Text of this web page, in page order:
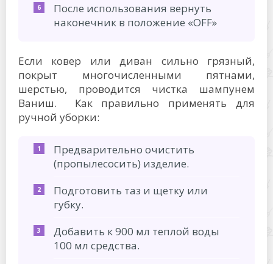
После использования вернуть
наконечник в положение «OFF»
Если ковер или диван сильно грязный,
покрыт многочисленными пятнами,
шерстью, проводится чистка шампунем
Ваниш. Как правильно применять для
ручной уборки:
Предварительно очистить
(пропылесосить) изделие.
Подготовить таз и щетку или
губку.
Добавить к 900 мл теплой воды
100 мл средства.